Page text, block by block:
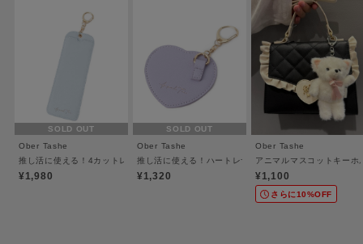
合わせてブランドのお気に入り登録も一緒にお願いします♪
※商品画像はサンプル商品の為、仕様やカラー等に変更がある場合がござい
ます。予めご了承ください。
※光の当たり具合で色味が違って見える場合があります。
※照明の関係により、実際よりも色味が違って見える場合があります。ま
た、パソコン・スマートフォンなどの環境により、若干製品と画像のカラー
SOLD OUT
Ober Tashe
推し活に使える！4カットレザー風フォトホルダー
¥1,980
SOLD OUT
Ober Tashe
推し活に使える！ハートレザー風ハート缶バッジケース
¥1,320
Ober Tashe
アニマルマスコットキーホ
¥1,100
さらに10%OFF